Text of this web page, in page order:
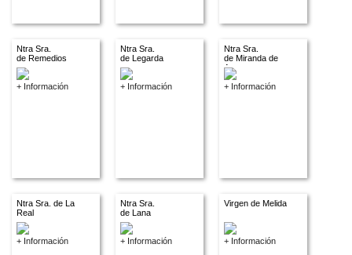
Ntra Sra.
de Remedios
+ Información
Ntra Sra.
de Legarda
+ Información
Ntra Sra.
de Miranda de
Arga
+ Información
Ntra Sra. de La
Real
+ Información
Ntra Sra.
de Lana
+ Información
Virgen de Melida
+ Información